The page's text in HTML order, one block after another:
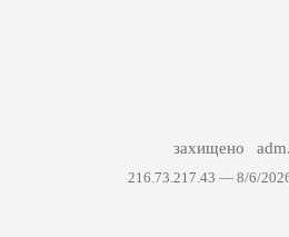
захищено
216.73.217.43 — 8/6/